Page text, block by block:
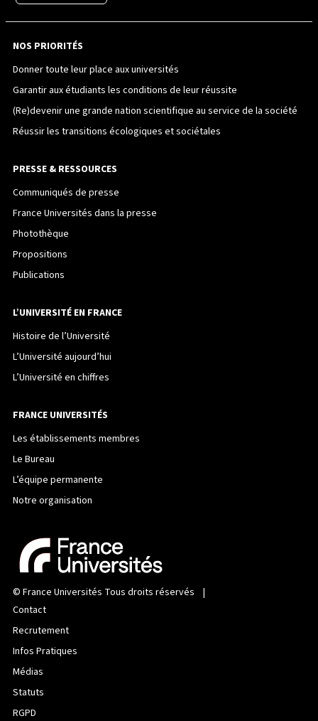
NOS PRIORITÉS
Donner toute leur place aux universités
Garantir aux étudiants les conditions de leur réussite
(Re)devenir une grande nation scientifique au service de la société
Réussir les transitions écologiques et sociétales
PRESSE & RESSOURCES
Communiqués de presse
France Universités dans la presse
Photothèque
Propositions
Publications
L’UNIVERSITÉ EN FRANCE
Histoire de l’Université
L’Université aujourd’hui
L’Université en chiffres
FRANCE UNIVERSITÉS
Les établissements membres
Le Bureau
L’équipe permanente
Notre organisation
© France Universités Tous droits réservés |
Contact
Recrutement
Infos Pratiques
Médias
Statuts
RGPD